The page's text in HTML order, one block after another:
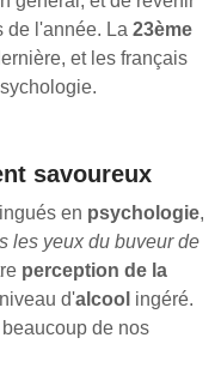
de l'année. La 23ème
et les français
savoureux
en psychologie,
les yeux du buveur de
perception de la
d'alcool ingéré.
de nos